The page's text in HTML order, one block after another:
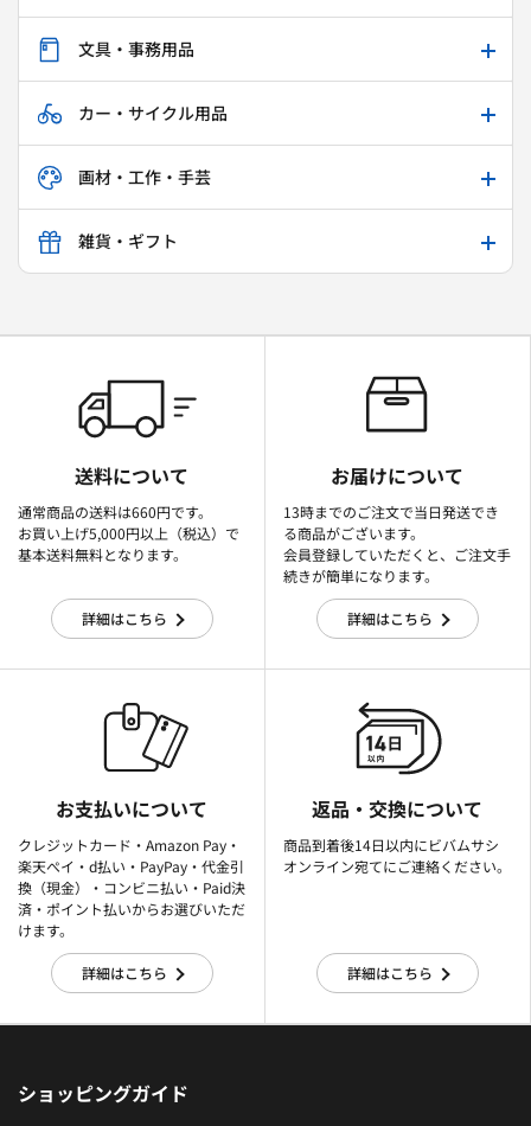
文具・事務用品
カー・サイクル用品
画材・工作・手芸
雑貨・ギフト
送料について
通常商品の送料は660円です。
お買い上げ5,000円以上（税込）で
基本送料無料となります。
詳細はこちら
お届けについて
13時までのご注文で当日発送でき
る商品がございます。
会員登録していただくと、ご注文手
続きが簡単になります。
詳細はこちら
お支払いについて
クレジットカード・Amazon Pay・
楽天ぺイ・d払い・PayPay・代金引
換（現金）・コンビニ払い・Paid決
済・ポイント払いからお選びいただ
けます。
詳細はこちら
返品・交換について
商品到着後14日以内にビバムサシ
オンライン宛てにご連絡ください。
詳細はこちら
ショッピングガイド